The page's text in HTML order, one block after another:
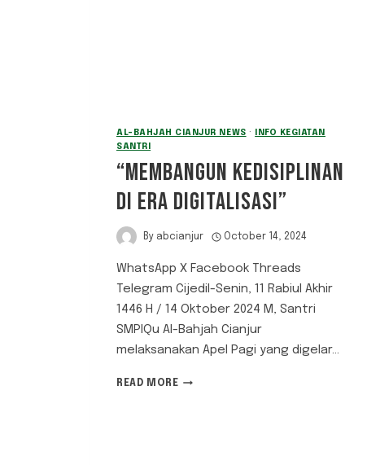
AL-BAHJAH CIANJUR NEWS ·
INFO KEGIATAN
SANTRI
“MEMBANGUN KEDISIPLINAN
DI ERA DIGITALISASI”
By abcianjur October 14, 2024
WhatsApp X Facebook Threads
Telegram Cijedil-Senin, 11 Rabiul Akhir
1446 H / 14 Oktober 2024 M, Santri
SMPIQu Al-Bahjah Cianjur
melaksanakan Apel Pagi yang digelar…
READ MORE “MEMBANGUN